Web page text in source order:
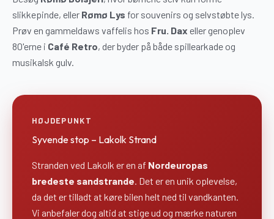
slikkepinde, eller Rømø Lys for souvenirs og selvstøbte lys.
Prøv en gammeldaws vaffelis hos Fru. Dax eller genoplev
80'erne i Café Retro, der byder på både spillearkade og
musikalsk gulv.
HØJDEPUNKT
Syvende stop – Lakolk Strand
Stranden ved Lakolk er en af Nordeuropas
bredeste sandstrande. Det er en unik oplevelse,
da det er tilladt at køre bilen helt ned til vandkanten.
Vi anbefaler dog altid at stige ud og mærke naturen